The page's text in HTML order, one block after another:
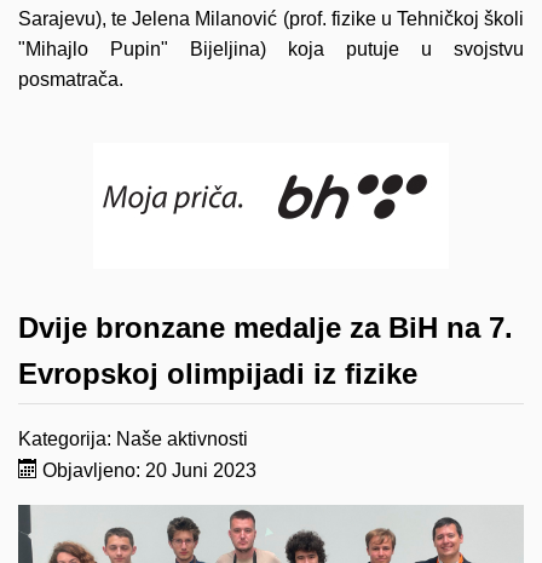
Sarajevu), te Jelena Milanović (prof. fizike u Tehničkoj školi
"Mihajlo Pupin" Bijeljina) koja putuje u svojstvu
posmatrača.
Dvije bronzane medalje za BiH na 7.
Evropskoj olimpijadi iz fizike
Kategorija: Naše aktivnosti
Objavljeno: 20 Juni 2023